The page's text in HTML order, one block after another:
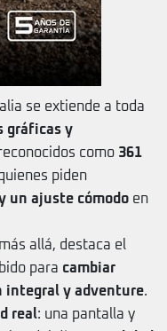
se extiende a toda
gráficas y
como 361
piden
un ajuste cómodo en
allá, destaca el
para cambiar
integral y adventure.
real: una pantalla y